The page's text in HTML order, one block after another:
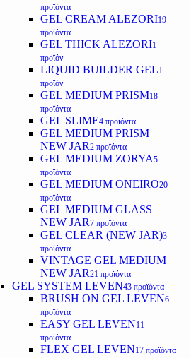
προϊόντα
GEL CREAM ALEZORI19
προϊόντα
GEL THICK ALEZORI1
προϊόν
LIQUID BUILDER GEL1
προϊόν
GEL MEDIUM PRISM18
προϊόντα
GEL SLIME4 προϊόντα
GEL MEDIUM PRISM
NEW JAR2 προϊόντα
GEL MEDIUM ZORYA5
προϊόντα
GEL MEDIUM ONEIRO20
προϊόντα
GEL MEDIUM GLASS
NEW JAR7 προϊόντα
GEL CLEAR (NEW JAR)3
προϊόντα
VINTAGE GEL MEDIUM
NEW JAR21 προϊόντα
GEL SYSTEM LEVEN43 προϊόντα
BRUSH ON GEL LEVEN6
προϊόντα
EASY GEL LEVEN11
προϊόντα
FLEX GEL LEVEN17 προϊόντα